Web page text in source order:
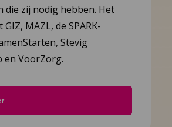
die zij nodig hebben. Het
GIZ, MAZL, de SPARK-
Stevig
en VoorZorg.